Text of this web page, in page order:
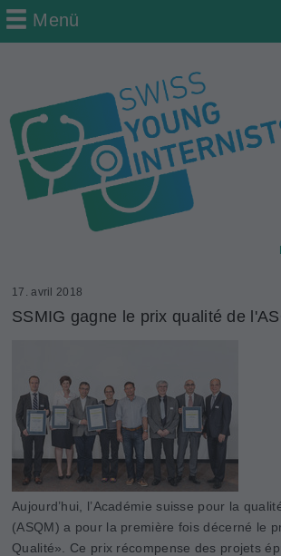
Menü
17. avril 2018
SSMIG gagne le prix qualité de
Aujourd’hui, l’Académie suisse pour la
(ASQM) a pour la première fois décerné le
Qualité». Ce prix récompense des projets